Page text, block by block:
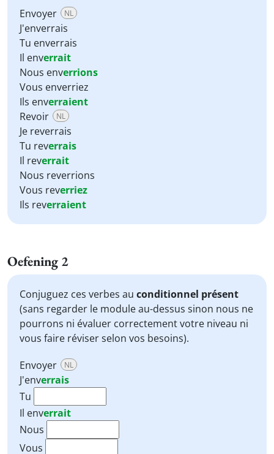
Envoyer
NL
J'enverrais
Tu enverrais
Il enverrait
Nous enverrions
Vous enverriez
Ils enverraient
Revoir
NL
Je reverrais
Tu reverrais
Il reverrait
Nous reverrions
Vous reverriez
Ils reverraient
Oefening 2
Conjuguez ces verbes au conditionnel présent
(sans regarder le module au-dessus sinon nous ne
pourrons ni évaluer correctement votre niveau ni
vous faire réviser selon vos besoins).
Envoyer
NL
J'enverrais
Tu
Il enverrait
Nous
Vous